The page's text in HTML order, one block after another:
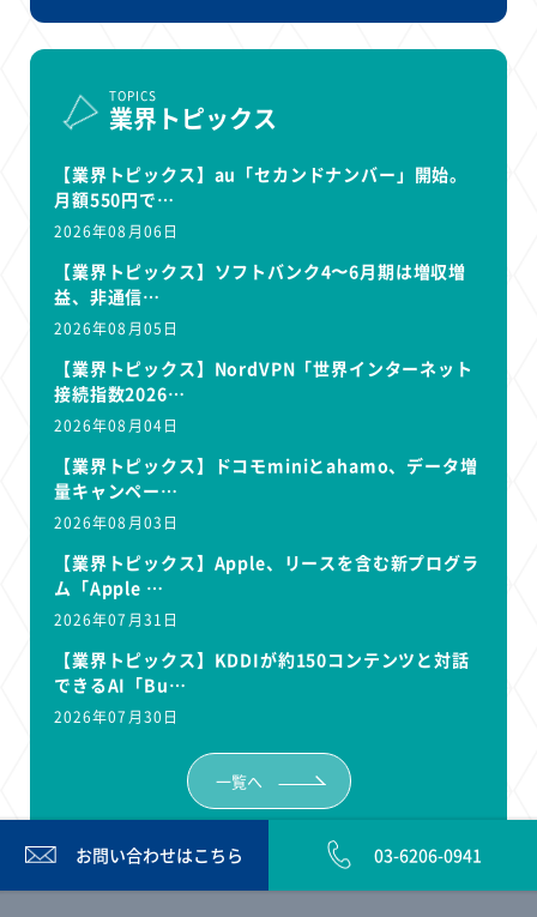
TOPICS
業界トピックス
【業界トピックス】au「セカンドナンバー」開始。
月額550円で…
2026年08月06日
【業界トピックス】ソフトバンク4〜6月期は増収増
益、非通信…
2026年08月05日
【業界トピックス】NordVPN「世界インターネット
接続指数2026…
2026年08月04日
【業界トピックス】ドコモminiとahamo、データ増
量キャンペー…
2026年08月03日
【業界トピックス】Apple、リースを含む新プログラ
ム「Apple …
2026年07月31日
【業界トピックス】KDDIが約150コンテンツと対話
できるAI「Bu…
2026年07月30日
一覧へ
お問い合わせはこちら 03-6206-0941